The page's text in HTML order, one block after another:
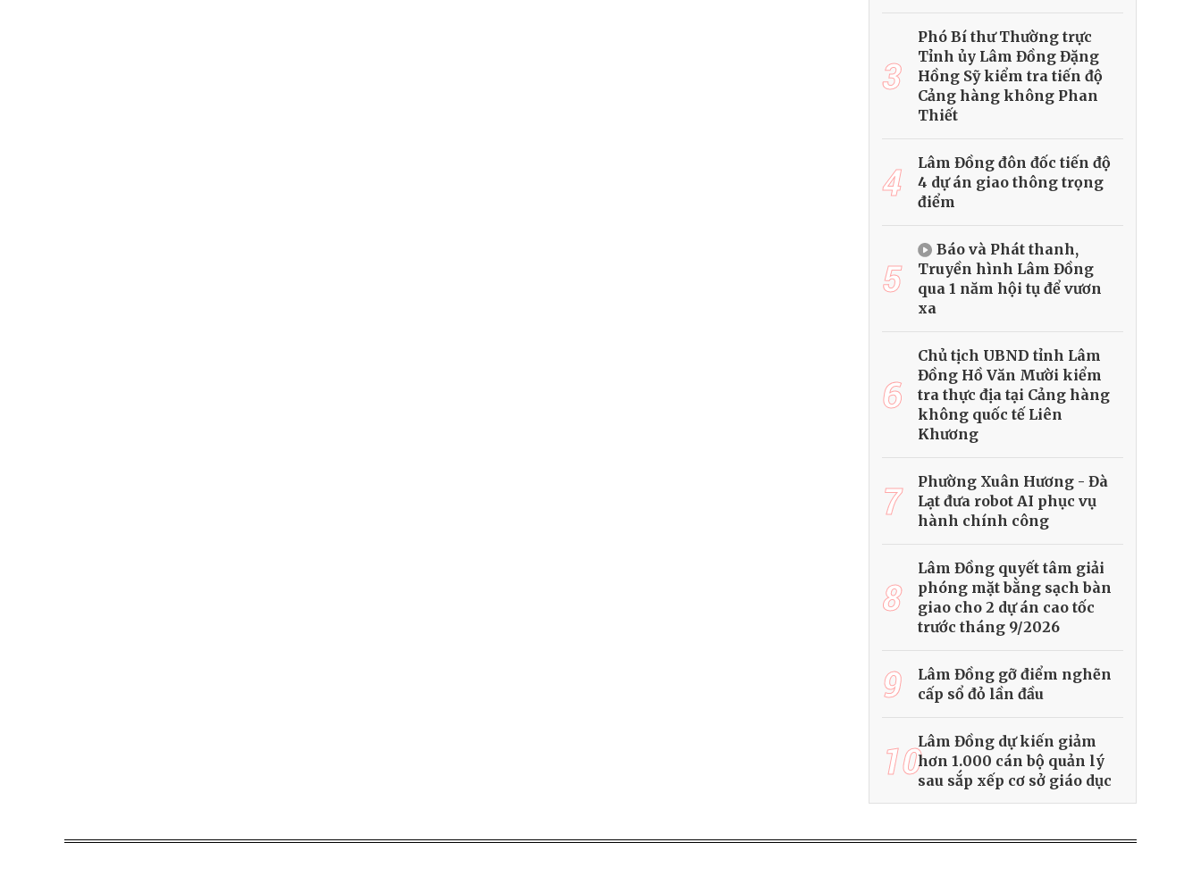
3
Phó Bí thư Thường trực
Tỉnh ủy Lâm Đồng Đặng
Hồng Sỹ kiểm tra tiến độ
Cảng hàng không Phan
Thiết
4
Lâm Đồng đôn đốc tiến độ
4 dự án giao thông trọng
điểm
5
Báo và Phát thanh,
Truyền hình Lâm Đồng
qua 1 năm hội tụ để vươn
xa
6
Chủ tịch UBND tỉnh Lâm
Đồng Hồ Văn Mười kiểm
tra thực địa tại Cảng hàng
không quốc tế Liên
Khương
7
Phường Xuân Hương - Đà
Lạt đưa robot AI phục vụ
hành chính công
8
Lâm Đồng quyết tâm giải
phóng mặt bằng sạch bàn
giao cho 2 dự án cao tốc
trước tháng 9/2026
9
Lâm Đồng gỡ điểm nghẽn
cấp sổ đỏ lần đầu
10Lâm Đồng dự kiến giảm
hơn 1.000 cán bộ quản lý
sau sắp xếp cơ sở giáo dục